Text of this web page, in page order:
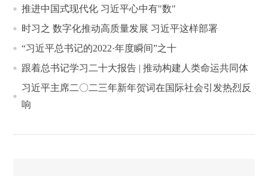
推进中国式现代化 习近平心中有"数"
时习之 数字化推动高质量发展 习近平这样部署
“习近平总书记的2022·年度瞬间”之十
跟着总书记学习二十大报告 | 推动构建人类命运共同体
习近平主席二〇二三年新年贺词在国际社会引发热烈反
响